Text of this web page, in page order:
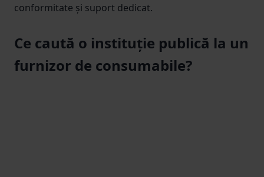
conformitate și suport dedicat.
Ce caută o instituție publică la un
furnizor de consumabile?